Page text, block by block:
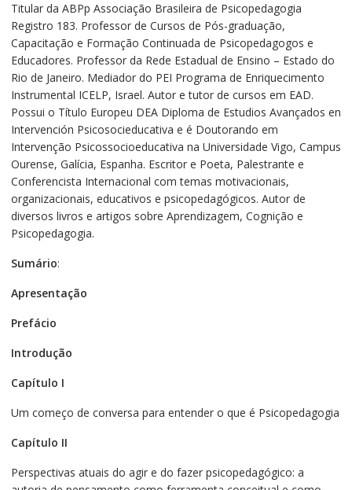
Titular da ABPp Associação Brasileira de Psicopedagogia
Registro 183. Professor de Cursos de Pós-graduação,
Capacitação e Formação Continuada de Psicopedagogos e
Educadores. Professor da Rede Estadual de Ensino – Estado do
Rio de Janeiro. Mediador do PEI Programa de Enriquecimento
Instrumental ICELP, Israel. Autor e tutor de cursos em EAD.
Possui o Título Europeu DEA Diploma de Estudios Avançados en
Intervención Psicosocieducativa e é Doutorando em
Intervenção Psicossocioeducativa na Universidade Vigo, Campus
Ourense, Galícia, Espanha. Escritor e Poeta, Palestrante e
Conferencista Internacional com temas motivacionais,
organizacionais, educativos e psicopedagógicos. Autor de
diversos livros e artigos sobre Aprendizagem, Cognição e
Psicopedagogia.
Sumário:
Apresentação
Prefácio
Introdução
Capítulo I
Um começo de conversa para entender o que é Psicopedagogia
Capítulo II
Perspectivas atuais do agir e do fazer psicopedagógico: a